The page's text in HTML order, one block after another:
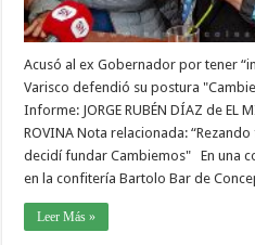
Acusó al ex Gobernador por tener
Varisco defendió su postura
Informe: JORGE RUBÉN DÍAZ de EL
ROVINA Nota relacionada:
decidí fundar Cambiemos" En una
en la confitería Bartolo Bar de
Leer Más »